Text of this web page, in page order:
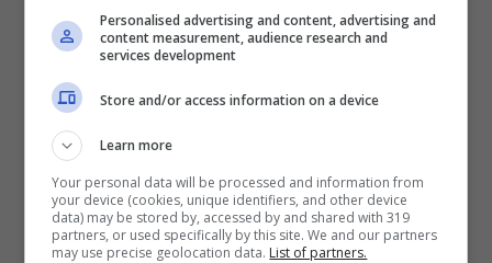
un’incubazione che va dai 3 ai 7giorni
periodo dopo il quale si possono
manifestare i primi sintomi che
solitamente scompaiono dopo circa una
settimana.
Come specificato sulsito dell’Ospedale
Personalised advertising and content, advertising and
content measurement, audience research and
services development
Store and/or access information on a device
Learn more
Your personal data will be processed and information from
your device (cookies, unique identifiers, and other device
data) may be stored by, accessed by and shared with 319
partners, or used specifically by this site. We and our partners
may use precise geolocation data. List of partners.